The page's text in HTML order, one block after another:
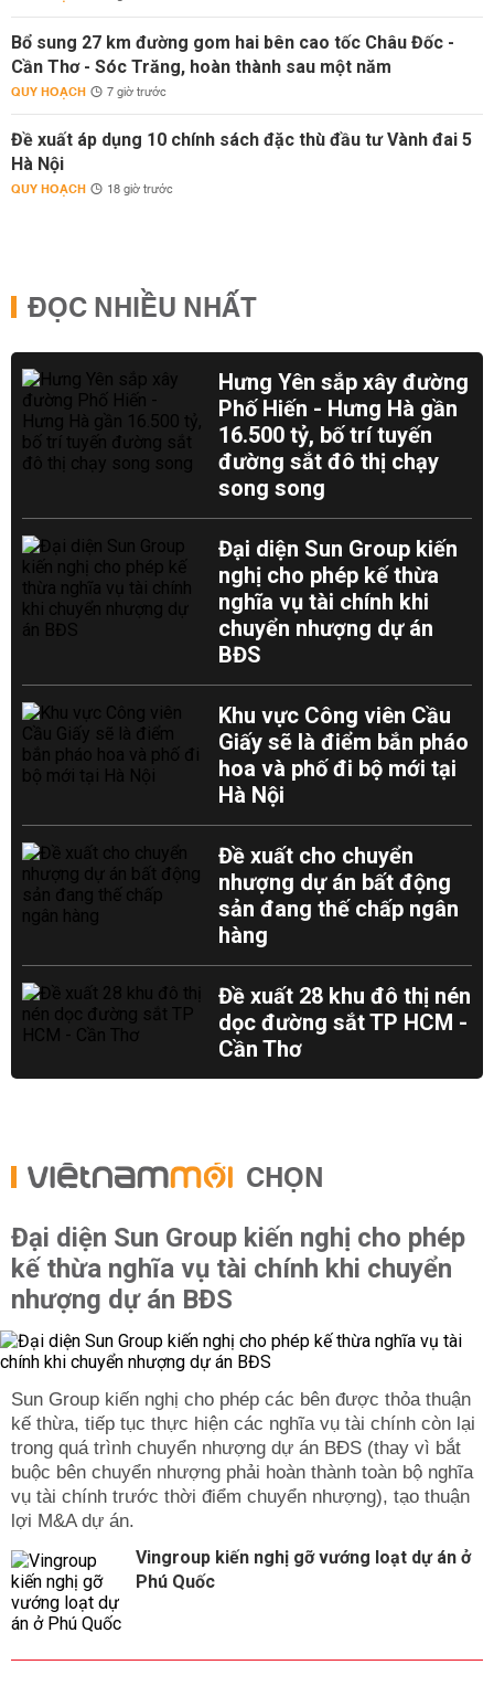
Bổ sung 27 km đường gom hai bên cao tốc Châu Đốc -
Cần Thơ - Sóc Trăng, hoàn thành sau một năm
QUY HOẠCH 7 giờ trước
Đề xuất áp dụng 10 chính sách đặc thù đầu tư Vành đai 5
Hà Nội
QUY HOẠCH 18 giờ trước
ĐỌC NHIỀU NHẤT
Hưng Yên sắp xây đường
Phố Hiến - Hưng Hà gần
16.500 tỷ, bố trí tuyến
đường sắt đô thị chạy
song song
Đại diện Sun Group kiến
nghị cho phép kế thừa
nghĩa vụ tài chính khi
chuyển nhượng dự án
BĐS
Khu vực Công viên Cầu
Giấy sẽ là điểm bắn pháo
hoa và phố đi bộ mới tại
Hà Nội
Đề xuất cho chuyển
nhượng dự án bất động
sản đang thế chấp ngân
hàng
Đề xuất 28 khu đô thị nén
dọc đường sắt TP HCM -
Cần Thơ
CHỌN
Đại diện Sun Group kiến nghị cho phép
kế thừa nghĩa vụ tài chính khi chuyển
nhượng dự án BĐS
Sun Group kiến nghị cho phép các bên được thỏa thuận
kế thừa, tiếp tục thực hiện các nghĩa vụ tài chính còn lại
trong quá trình chuyển nhượng dự án BĐS (thay vì bắt
buộc bên chuyển nhượng phải hoàn thành toàn bộ nghĩa
vụ tài chính trước thời điểm chuyển nhượng), tạo thuận
lợi M&A dự án.
Vingroup kiến nghị gỡ vướng loạt dự án ở
Phú Quốc